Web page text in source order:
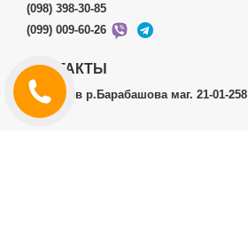
(098) 398-30-85
(099) 009-60-26
КОНТАКТЫ
г.Харьков р.Барабашова маг. 21-01-258